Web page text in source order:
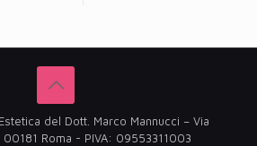
del Dott. Marco Mannucci – Via
00181 Roma - PIVA: 09553311003